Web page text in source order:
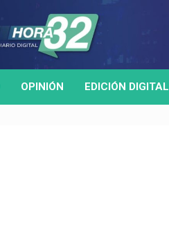
OPINIÓN EDICIÓN DIGITAL